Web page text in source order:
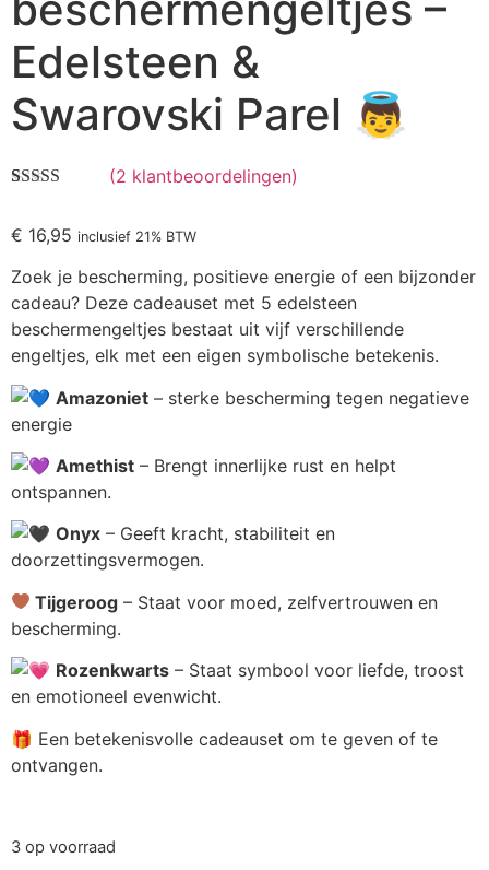
Edelsteen &
Swarovski Parel 👼
gebaseerd op
waarderingen
(2 klantbeoordelingen)
€ 16,95 inclusief 21% BTW
Zoek je bescherming, positieve energie of een bijzonder
cadeau? Deze cadeauset met 5 edelsteen
beschermengeltjes bestaat uit vijf verschillende
engeltjes, elk met een eigen symbolische betekenis.
Amazoniet – sterke bescherming tegen negatieve
energie
Amethist – Brengt innerlijke rust en helpt
ontspannen.
Onyx – Geeft kracht, stabiliteit en
doorzettingsvermogen.
Tijgeroog – Staat voor moed, zelfvertrouwen en
bescherming.
Rozenkwarts – Staat symbool voor liefde, troost
en emotioneel evenwicht.
🎁 Een betekenisvolle cadeauset om te geven of te
ontvangen.
3 op voorraad